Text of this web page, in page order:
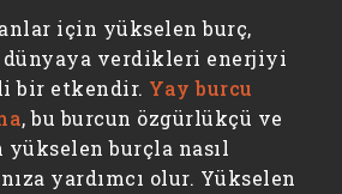
için yükselen burç,
verdikleri enerjiyi
bir etkendir. Yay burcu
, bu burcun özgürlükçü ve
yükselen burçla nasıl
yardımcı olur. Yükselen